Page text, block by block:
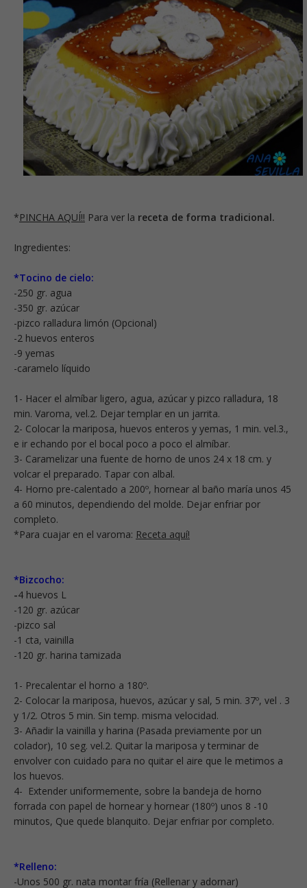
*PINCHA AQUÍ!! Para ver la receta de forma tradicional.
Ingredientes:
*Tocino de cielo:
-250 gr. agua
-350 gr. azúcar
-pizco ralladura limón (Opcional)
-2 huevos enteros
-9 yemas
-caramelo líquido
1- Hacer el almíbar ligero, agua, azúcar y pizco ralladura, 18
min. Varoma, vel.2. Dejar templar en un jarrita.
2- Colocar la mariposa, huevos enteros y yemas, 1 min. vel.3.,
e ir echando por el bocal poco a poco el almíbar.
3- Caramelizar una fuente de horno de unos 24 x 18 cm. y
volcar el preparado. Tapar con albal.
4- Horno pre-calentado a 200º, hornear al baño maría unos 45
a 60 minutos, dependiendo del molde. Dejar enfriar por
completo.
*Para cuajar en el varoma: Receta aquí!
*Bizcocho:
-4 huevos L
-120 gr. azúcar
-pizco sal
-1 cta, vainilla
-120 gr. harina tamizada
1- Precalentar el horno a 180º.
2- Colocar la mariposa, huevos, azúcar y sal, 5 min. 37º, vel . 3
y 1/2. Otros 5 min. Sin temp. misma velocidad.
3- Añadir la vainilla y harina (Pasada previamente por un
colador), 10 seg. vel.2. Quitar la mariposa y terminar de
envolver con cuidado para no quitar el aire que le metimos a
los huevos.
4- Extender uniformemente, sobre la bandeja de horno
forrada con papel de hornear y hornear (180º) unos 8 -10
minutos, Que quede blanquito. Dejar enfriar por completo.
*Relleno:
-Unos 500 gr. nata montar fría (Rellenar y adornar)